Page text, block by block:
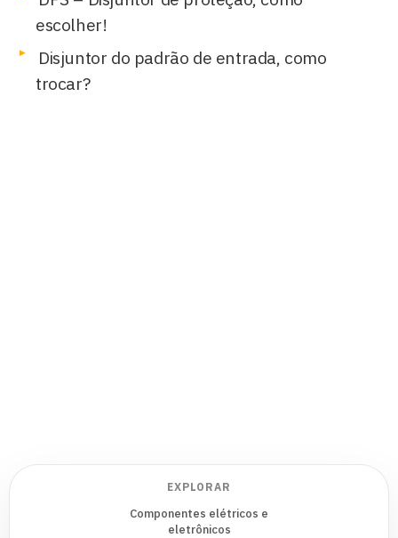
escolher!
Disjuntor do padrão de entrada, como
trocar?
EXPLORAR
Componentes elétricos e
eletrônicos